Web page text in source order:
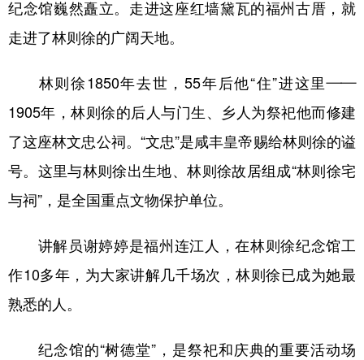
Deutsch Português
纪念馆巍然矗立。走进这座红墙黛瓦的福州古厝，就
走进了林则徐的广阔天地。
林则徐1850年去世，55年后他“住”进这里——
1905年，林则徐的后人与门生、乡人为祭祀他而修建
了这座林文忠公祠。“文忠”是咸丰皇帝赐给林则徐的谥
号。这里与林则徐出生地、林则徐故居组成“林则徐宅
与祠”，是全国重点文物保护单位。
讲解员谢婷婷是福州连江人，在林则徐纪念馆工
作10多年，为大家讲解几千场次，林则徐已成为她最
熟悉的人。
纪念馆的“树德堂”，是祭祀和庆典的重要活动场